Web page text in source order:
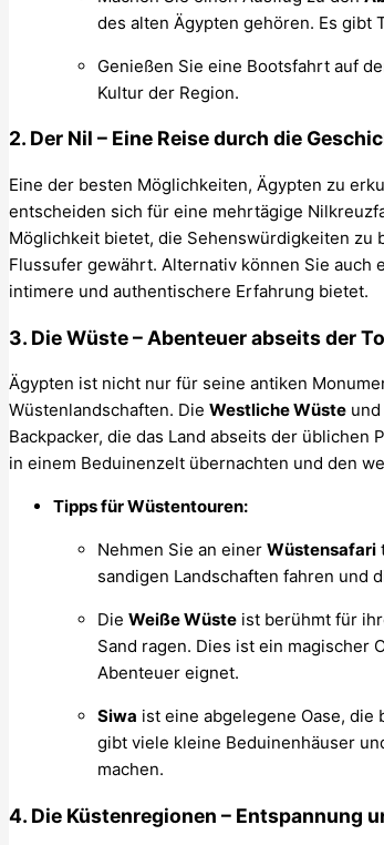
des alten Ägypten gehören. Es gibt
Genießen Sie eine Bootsfahrt auf
Kultur der Region.
2. Der Nil – Eine Reise durch die
Eine der besten Möglichkeiten, Ägypten zu
entscheiden sich für eine mehrtägige
Möglichkeit bietet, die Sehenswürdigkeiten zu
Flussufer gewährt. Alternativ können Sie auch
intimere und authentischere Erfahrung bietet.
3. Die Wüste – Abenteuer abseits der
Ägypten ist nicht nur für seine antiken
Wüstenlandschaften. Die Westliche Wüste
Backpacker, die das Land abseits der
in einem Beduinenzelt übernachten und den
Tipps für Wüstentouren:
Nehmen Sie an einer Wüstensafari
sandigen Landschaften fahren und
Die Weiße Wüste ist berühmt für
Sand ragen. Dies ist ein magischer
Abenteuer eignet.
Siwa ist eine abgelegene Oase,
gibt viele kleine Beduinenhäuser
machen.
4. Die Küstenregionen – Entspannung